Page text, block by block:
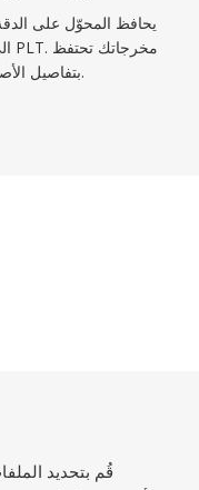
يحافظ المحوّل على
بتفاصيل الأصل.
قُم بتحديد